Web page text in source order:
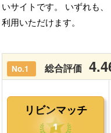
いサイトです。 いずれも、
利用いただけます。